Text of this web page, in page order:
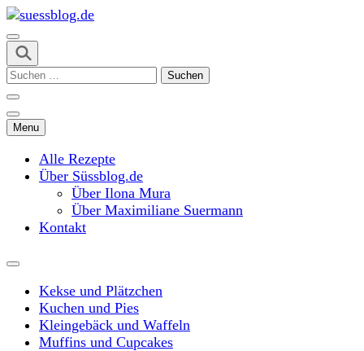
Skip
to
content
(Press
Enter)
suessblog.de
Suchen
Menu
Alle Rezepte
Über Süssblog.de
Über Ilona Mura
Über Maximiliane Suermann
Kontakt
Kekse und Plätzchen
Kuchen und Pies
Kleingebäck und Waffeln
Muffins und Cupcakes